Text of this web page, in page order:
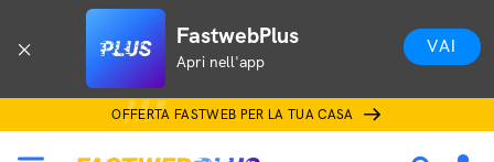
FastwebPlus
Apri nell'app
VAI
OFFERTA FASTWEB PER LA TUA CASA